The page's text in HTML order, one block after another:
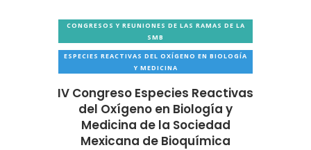
CONGRESOS Y REUNIONES DE LAS RAMAS DE LA
SMB
ESPECIES REACTIVAS DEL OXÍGENO EN BIOLOGÍA
Y MEDICINA
IV Congreso Especies Reactivas
del Oxígeno en Biología y
Medicina de la Sociedad
Mexicana de Bioquímica